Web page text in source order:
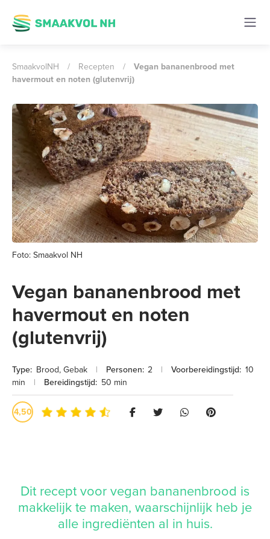
SmaakvolNH / Recepten /
Vegan bananenbrood met
havermout en noten (glutenvrij)
Foto: Smaakvol NH
Vegan bananenbrood met
havermout en noten
(glutenvrij)
Type: Brood,Gebak | Personen: 2 | Voorbereidingstijd: 10
min
| Bereidingstijd: 50 min
4,50
Dit recept voor vegan bananenbrood is
makkelijk te maken, waarschijnlijk heb je
alle ingrediënten al in huis.